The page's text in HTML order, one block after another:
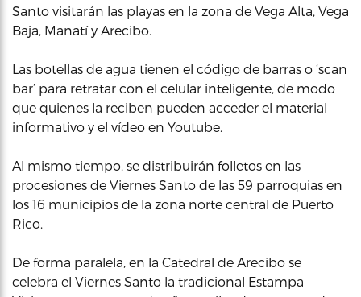
Santo visitarán las playas en la zona de Vega Alta, Vega
Baja, Manatí y Arecibo.
Las botellas de agua tienen el código de barras o ‘scan
bar’ para retratar con el celular inteligente, de modo
que quienes la reciben pueden acceder el material
informativo y el vídeo en Youtube.
Al mismo tiempo, se distribuirán folletos en las
procesiones de Viernes Santo de las 59 parroquias en
los 16 municipios de la zona norte central de Puerto
Rico.
De forma paralela, en la Catedral de Arecibo se
celebra el Viernes Santo la tradicional Estampa